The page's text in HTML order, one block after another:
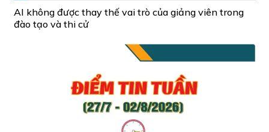
AI không được thay thế vai trò của giảng viên trong
đào tạo và thi cử